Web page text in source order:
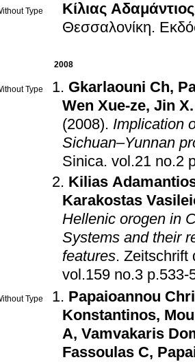
Type
Κίλιας Αδαμάντιος
Θεσσαλονίκη.
2008
Type Gkarlaouni Ch,
Wen Xue-ze, Jin
(2008). Implication
Sichuan–Yunnan
Sinica.
Kilias
Karakostas
Hellenic orogen in
Systems and their
features. Zeitschrift
vol.159 no.3
Type
Papaioannou
Konstantinos,
A, Vamvakaris
Fassoulas C,